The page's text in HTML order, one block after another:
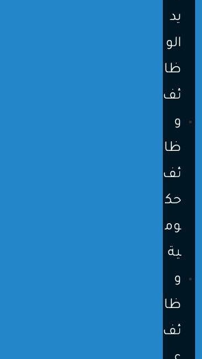
يد
الو
ظا
ئف
و
ظا
ئف
حك
وم
ية
و
ظا
ئف